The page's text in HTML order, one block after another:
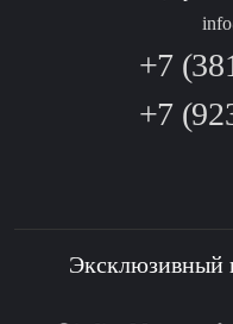
+7
+7
Эксклюзивный